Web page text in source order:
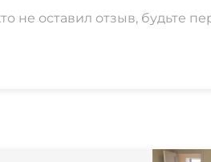
не оставил отзыв, будьте